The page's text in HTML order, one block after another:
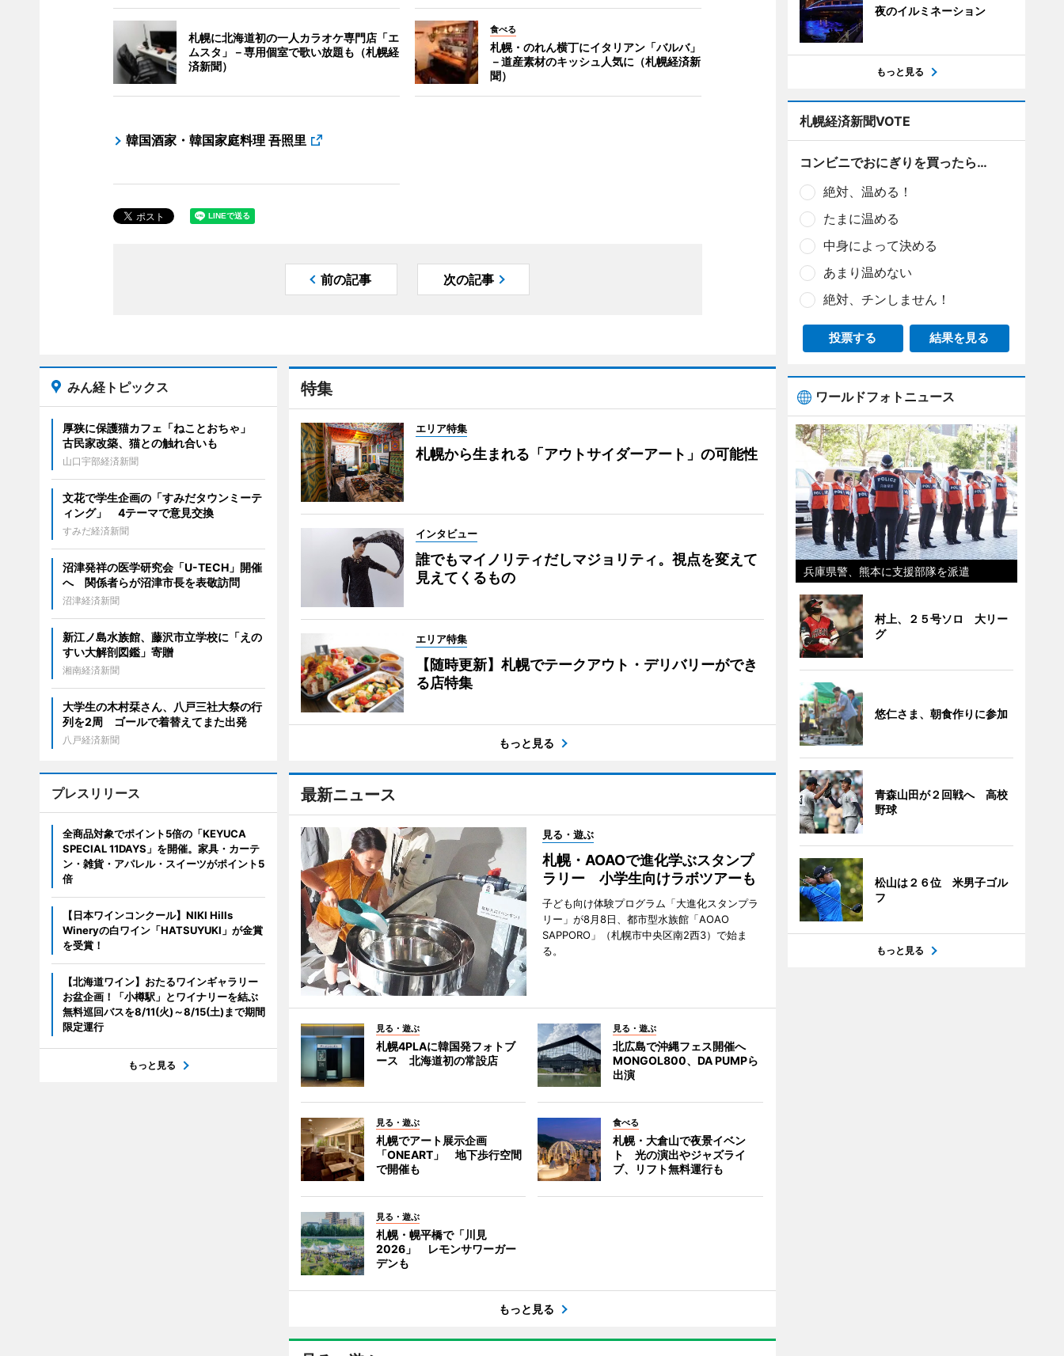
札幌に北海道初の一人カラオケ専門店「エ
ムスタ」－専用個室で歌い放題も（札幌経
済新聞）
食べる
札幌・のれん横丁にイタリアン「バルバ」
－道産素材のキッシュ人気に（札幌経済新
聞）
韓国酒家・韓国家庭料理 吾照里
前の記事 次の記事
特集
エリア特集
札幌から生まれる「アウトサイダーアート」の可能性
インタビュー
誰でもマイノリティだしマジョリティ。視点を変えて
見えてくるもの
エリア特集
【随時更新】札幌でテークアウト・デリバリーができ
る店特集
もっと見る
最新ニュース
見る・遊ぶ
札幌・AOAOで進化学ぶスタンプ
ラリー 小学生向けラボツアーも
子ども向け体験プログラム「大進化スタンプラ
リー」が8月8日、都市型水族館「AOAO
SAPPORO」（札幌市中央区南2西3）で始ま
る。
見る・遊ぶ
札幌4PLAに韓国発フォトブ
ース 北海道初の常設店
見る・遊ぶ
北広島で沖縄フェス開催へ
MONGOL800、DA PUMPら
出演
見る・遊ぶ
札幌でアート展示企画
「ONEART」 地下歩行空間
で開催も
食べる
札幌・大倉山で夜景イベン
ト 光の演出やジャズライ
ブ、リフト無料運行も
見る・遊ぶ
札幌・幌平橋で「川見
2026」 レモンサワーガー
デンも
もっと見る
みん経トピックス
厚狭に保護猫カフェ「ねことおちゃ」
古民家改築、猫との触れ合いも
山口宇部経済新聞
文花で学生企画の「すみだタウンミーテ
ィング」 4テーマで意見交換
すみだ経済新聞
沼津発祥の医学研究会「U-TECH」開催
へ 関係者らが沼津市長を表敬訪問
沼津経済新聞
新江ノ島水族館、藤沢市立学校に「えの
すい大解剖図鑑」寄贈
湘南経済新聞
大学生の木村栞さん、八戸三社大祭の行
列を2周 ゴールで着替えてまた出発
八戸経済新聞
プレスリリース
全商品対象でポイント5倍の「KEYUCA
SPECIAL 11DAYS」を開催。家具・カーテ
ン・雑貨・アパレル・スイーツがポイント5
倍
【日本ワインコンクール】NIKI Hills
Wineryの白ワイン「HATSUYUKI」が金賞
を受賞！
【北海道ワイン】おたるワインギャラリー
お盆企画！「小樽駅」とワイナリーを結ぶ
無料巡回バスを8/11(火)～8/15(土)まで期間
限定運行
もっと見る
夜のイルミネーション
もっと見る
札幌経済新聞VOTE
コンビニでおにぎりを買ったら…
絶対、温める！
たまに温める
中身によって決める
あまり温めない
絶対、チンしません！
投票する 結果を見る
ワールドフォトニュース
兵庫県警、熊本に支援部隊を派遣
村上、２５号ソロ 大リー
グ
悠仁さま、朝食作りに参加
青森山田が２回戦へ 高校
野球
松山は２６位 米男子ゴル
フ
もっと見る